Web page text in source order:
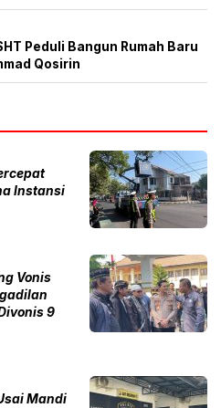
Peduli Bangun Rumah Baru
Qosirin
Instansi
Vonis
9
Mandi